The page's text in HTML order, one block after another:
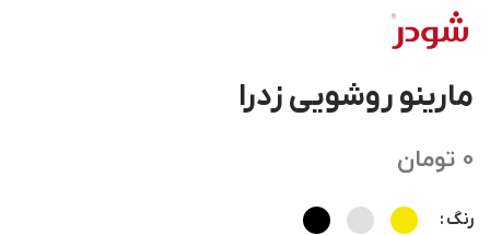
مارینو روشویی زدرا
0 تومان
رنگ